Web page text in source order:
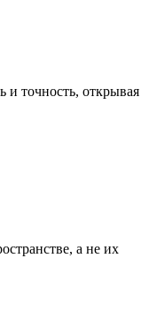
и точность, открывая
а не их